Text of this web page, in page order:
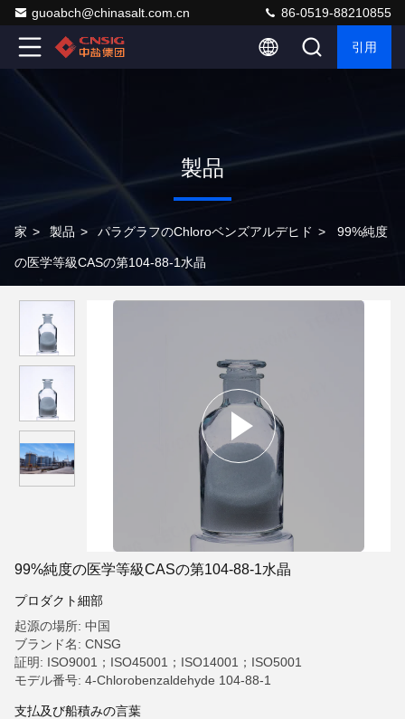
guoabch@chinasalt.com.cn 86-0519-88210855
引用
製品
家 > 製品 > パラグラフのChloroベンズアルデヒド > 99%純度
の医学等級CASの第104-88-1水晶
99%純度の医学等級CASの第104-88-1水晶
プロダクト細部
起源の場所: 中国
ブランド名: CNSG
証明: ISO9001；ISO45001；ISO14001；ISO5001
モデル番号: 4-Chlorobenzaldehyde 104-88-1
支払及び船積みの言葉